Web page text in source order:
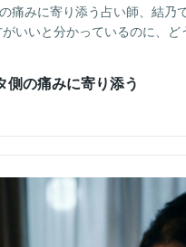
痛みに寄り添う占い師、結
いいと分かっているのに、
側の痛みに寄り添う